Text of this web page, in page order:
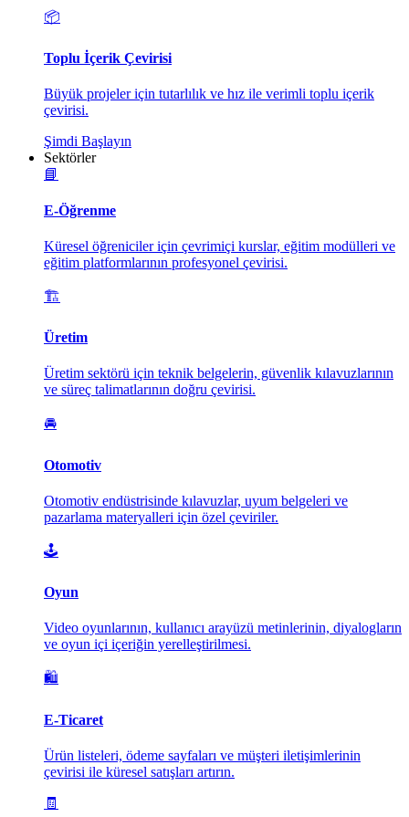
📦
Toplu İçerik Çevirisi
Büyük projeler için tutarlılık ve hız ile verimli toplu içerik
çevirisi.
Şimdi Başlayın
Sektörler
📘
E-Öğrenme
Küresel öğreniciler için çevrimiçi kurslar, eğitim modülleri ve
eğitim platformlarının profesyonel çevirisi.
🏗️
Üretim
Üretim sektörü için teknik belgelerin, güvenlik kılavuzlarının
ve süreç talimatlarının doğru çevirisi.
🚘
Otomotiv
Otomotiv endüstrisinde kılavuzlar, uyum belgeleri ve
pazarlama materyalleri için özel çeviriler.
🕹️
Oyun
Video oyunlarının, kullanıcı arayüzü metinlerinin, diyalogların
ve oyun içi içeriğin yerelleştirilmesi.
🛍️
E-Ticaret
Ürün listeleri, ödeme sayfaları ve müşteri iletişimlerinin
çevirisi ile küresel satışları artırın.
🧾